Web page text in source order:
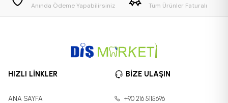
Anında Ödeme Yapabilirsiniz Tüm Ürünler Faturalı
HIZLI LİNKLER
ANA SAYFA
BİZE ULAŞIN
+90 216 5115696